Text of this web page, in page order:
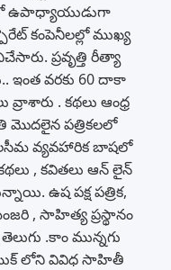
ఉపాధ్యాయుడుగా
కంపెనీలల్లో ముఖ్య
ప్రవృత్తి రీత్యా
ఇంత వరకు 60 దాకా
. కథలు ఆంధ్ర
మొదలైన పత్రికలలో
వ్యవహారిక బాషలో
, కవితలు ఆన్ లైన్
ఉష పక్ష పత్రిక,
, సాహిత్య ప్రస్థానం
.కాం మున్నగు
లోని వివిధ సాహితీ